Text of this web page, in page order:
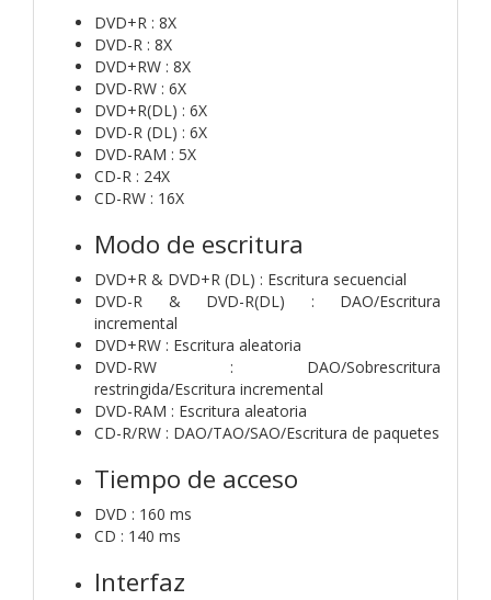
DVD+R : 8X
DVD-R : 8X
DVD+RW : 8X
DVD-RW : 6X
DVD+R(DL) : 6X
DVD-R (DL) : 6X
DVD-RAM : 5X
CD-R : 24X
CD-RW : 16X
Modo de escritura
DVD+R & DVD+R (DL) : Escritura secuencial
DVD-R & DVD-R(DL) : DAO/Escritura
incremental
DVD+RW : Escritura aleatoria
DVD-RW : DAO/Sobrescritura
restringida/Escritura incremental
DVD-RAM : Escritura aleatoria
CD-R/RW : DAO/TAO/SAO/Escritura de paquetes
Tiempo de acceso
DVD : 160 ms
CD : 140 ms
Interfaz